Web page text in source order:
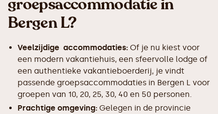
Bergen L?
Veelzijdige accommodaties: Of je nu kiest voor
een modern vakantiehuis, een sfeervolle lodge of
een authentieke vakantieboerderij, je vindt
passende groepsaccommodaties in Bergen L voor
groepen van 10, 20, 25, 30, 40 en 50 personen.
Prachtige omgeving: Gelegen in de provincie